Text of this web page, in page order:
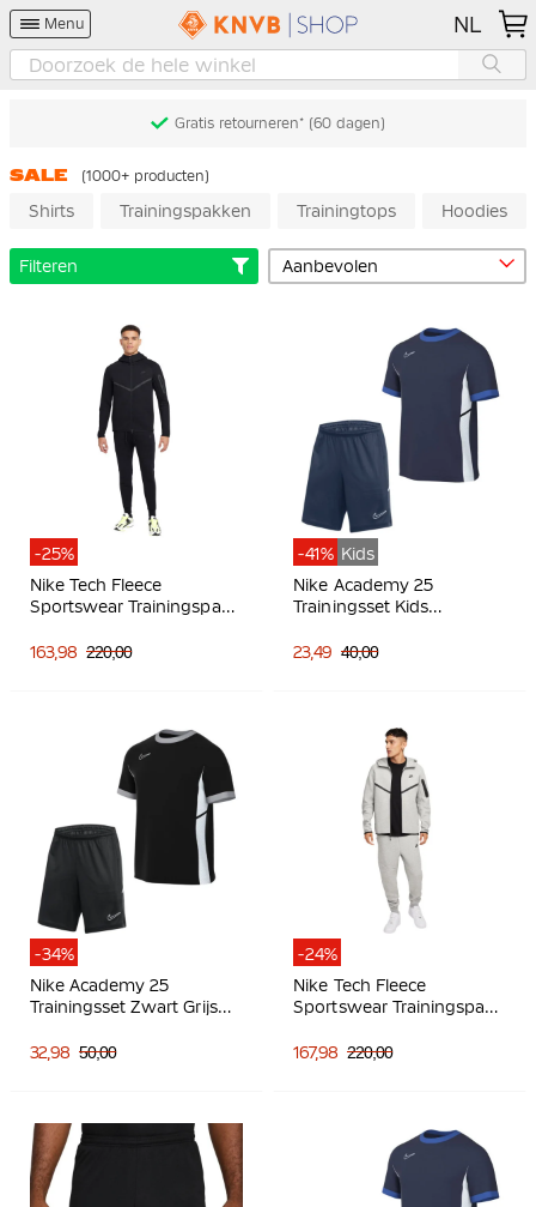
Menu NL
Gratis retourneren* (60 dagen)
SALE (1000+ producten)
Shirts Trainingspakken Trainingtops Hoodies
Filteren
-25%
Nike Tech Fleece
Sportswear Trainingspak
163,98 220,00
-41% Kids
Nike Academy 25
Trainingsset Kids
23,49 40,00
-34%
Nike Academy 25
Trainingsset Zwart Grijs
32,98 50,00
-24%
Nike Tech Fleece
Sportswear Trainingspak
167,98 220,00